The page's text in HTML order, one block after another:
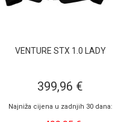
VENTURE STX 1.0 LADY
399,96 €
Najniža cijena u zadnjih 30 dana: